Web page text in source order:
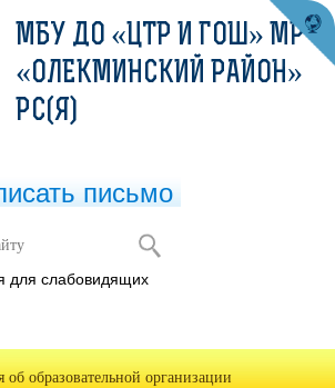
МБУ ДО «ЦТР И ГОШ» МР
«ОЛЕКМИНСКИЙ РАЙОН»
РС(Я)
письмо
для слабовидящих
об образовательной организации